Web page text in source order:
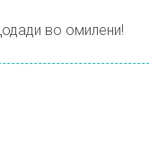
во омилени!